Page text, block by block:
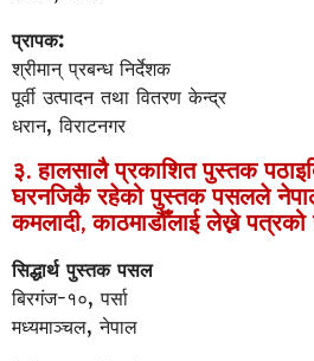
प्रापक:
श्रीमान् प्रबन्ध निर्देशक
पूर्वी उत्पादन तथा वितरण केन्द्र
धरान, विराटनगर
३. हालसालै प्रकाशित पुस्तक
घरनजिकै रहेको पुस्तक पसलले नेपाल
कमलादी, काठमाडौँलाई लेख्ने पत्रको
सिद्धार्थ पुस्तक पसल
बिरगंज-१०, पर्सा
मध्यमाञ्चल, नेपाल